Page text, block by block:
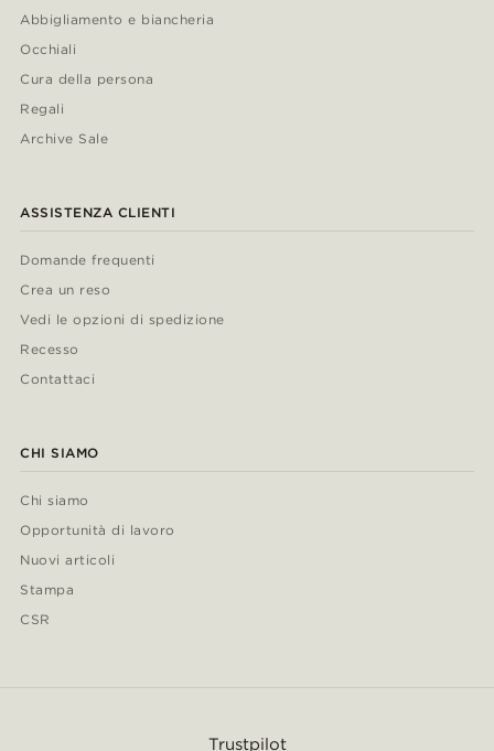
Abbigliamento e biancheria
Occhiali
Cura della persona
Regali
Archive Sale
ASSISTENZA CLIENTI
Domande frequenti
Crea un reso
Vedi le opzioni di spedizione
Recesso
Contattaci
CHI SIAMO
Chi siamo
Opportunità di lavoro
Nuovi articoli
Stampa
CSR
Trustpilot